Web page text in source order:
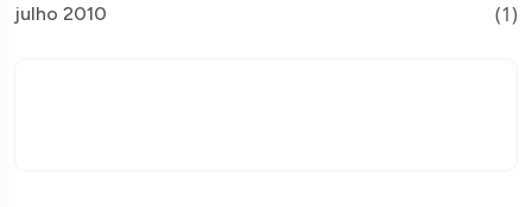
julho 2010 (1)